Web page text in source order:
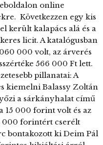
online
Következzen egy kis
került kalapács alá és a
licit. A katalógusban
000 volt, az árverés
566 000 Ft lett.
pillanatai: A
kiemelni Balassy Zoltán
a sárkányhalat című
15 000 forint volt és az
000 forintért cserélt
bontakozott ki Deim Pál